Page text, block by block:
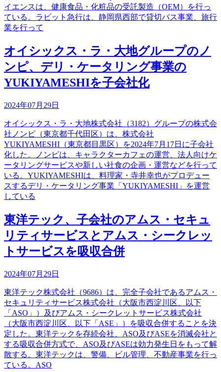
イエンスは、健康食品・化粧品の受託製造（OEM）を行っ
ている。ラビット急行は、静岡県西部で貸切バス事業、旅行
業を行って
オイシックス・ラ・大地グループのノ
ンピ、デリ・ケータリング事業の
YUKIYAMESHIを子会社化
2024年07月29日
オイシックス・ラ・大地株式会社（3182）グループの株式会
社ノンピ（東京都千代田区）は、株式会社
YUKIYAMESHI（東京都目黒区）を2024年7月17日に子会社
化した。ノンピは、キャラクターカフェの運営、法人向けケ
ータリングサービスや新しい社食の企画・運営などを行って
いる。YUKIYAMESHIは、料理家・寺井幸也がプロデュー
スするデリ・ケータリング事業「YUKIYAMESHI」を運営
している
東洋テック、子会社のアムス・セキュ
リティサービスとアムス・シークレッ
トサービスを吸収合併
2024年07月29日
東洋テック株式会社（9686）は、完全子会社であるアムス・
セキュリティサービス株式会社（大阪市西淀川区、以下
「ASO」）及びアムス・シークレットサービス株式会社
（大阪市西淀川区、以下「ASE」）を吸収合併することを決
定した。東洋テックを存続会社、ASO及びASEを消滅会社と
する吸収合併方式で、ASO及びASEは効力発生日をもって解
散する。東洋テックは、警備、ビル管理、不動産事業を行っ
ている。ASO